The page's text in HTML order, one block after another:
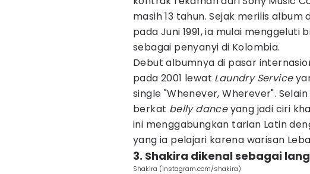
masih 13 tahun. Sejak merilis
pada Juni 1991, ia mulai menggeluti
sebagai penyanyi di Kolombia.
Debut albumnya di pasar
pada 2001 lewat Laundry Service
single "Whenever, Wherever".
berkat belly danceyang jadi ciri
ini menggabungkan tarian Latin
yang ia pelajari karena warisan
3. Shakira dikenal sebagai
Shakira (instagram.com/shakira)